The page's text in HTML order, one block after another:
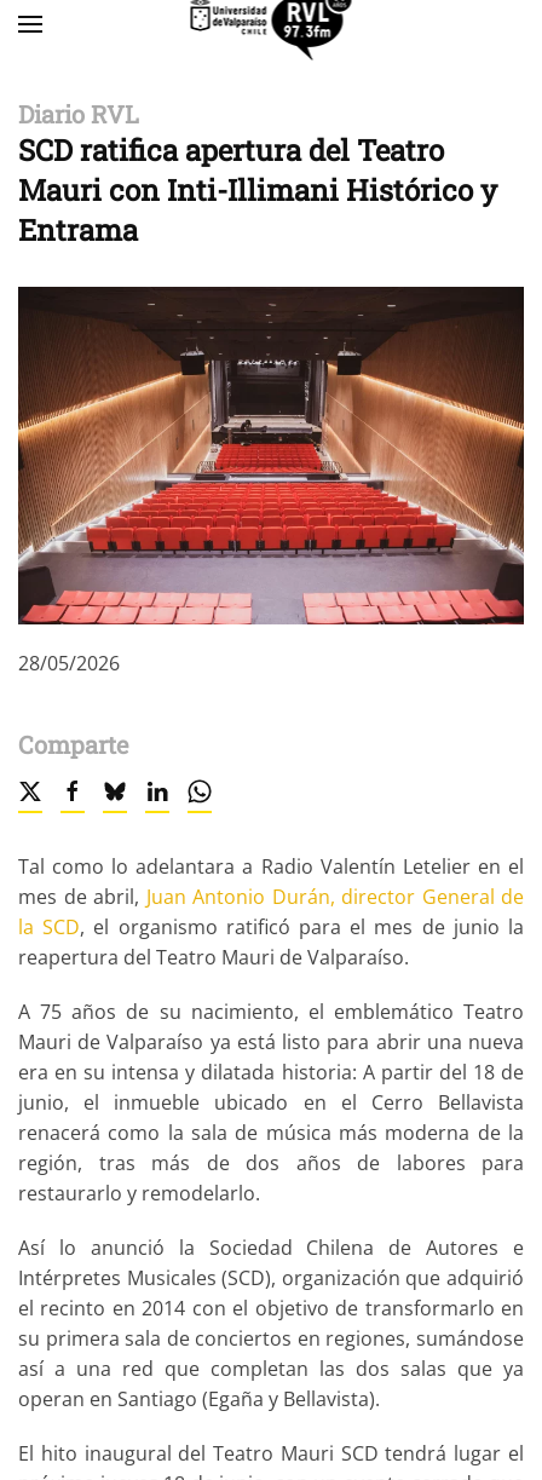
Diario RVL
SCD ratifica apertura del Teatro
Mauri con Inti-Illimani Histórico y
Entrama
28/05/2026
Comparte
Tal como lo adelantara a Radio Valentín Letelier en el
mes de abril, Juan Antonio Durán, director General de
la SCD, el organismo ratificó para el mes de junio la
reapertura del Teatro Mauri de Valparaíso.
A 75 años de su nacimiento, el emblemático Teatro
Mauri de Valparaíso ya está listo para abrir una nueva
era en su intensa y dilatada historia: A partir del 18 de
junio, el inmueble ubicado en el Cerro Bellavista
renacerá como la sala de música más moderna de la
región, tras más de dos años de labores para
restaurarlo y remodelarlo.
Así lo anunció la Sociedad Chilena de Autores e
Intérpretes Musicales (SCD), organización que adquirió
el recinto en 2014 con el objetivo de transformarlo en
su primera sala de conciertos en regiones, sumándose
así a una red que completan las dos salas que ya
operan en Santiago (Egaña y Bellavista).
El hito inaugural del Teatro Mauri SCD tendrá lugar el